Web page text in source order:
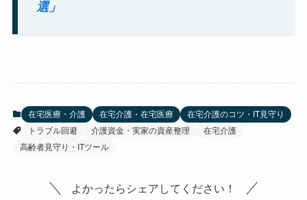
選」
在宅医療・介護 在宅介護・在宅医療
在宅介護のコツ・IT見守り
トラブル回避
介護資金・実家の資産整理
在宅介護
高齢者見守り・ITツール
よかったらシェアしてください！